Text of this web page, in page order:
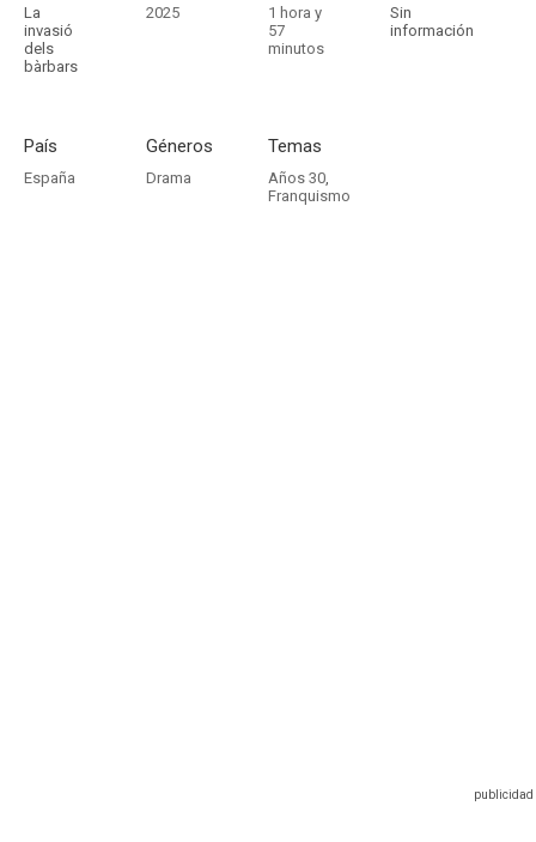
La
invasió
dels
bàrbars
2025
1 hora y
57
minutos
Sin
información
País
España
Géneros
Drama
Temas
Años 30,
Franquismo